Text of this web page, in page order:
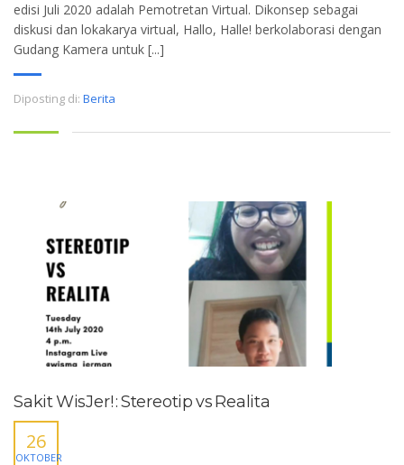
edisi Juli 2020 adalah Pemotretan Virtual. Dikonsep sebagai
diskusi dan lokakarya virtual, Hallo, Halle! berkolaborasi dengan
Gudang Kamera untuk [...]
Diposting di: Berita
Sakit WisJer! : Stereotip vs Realita
26
OKTOBER